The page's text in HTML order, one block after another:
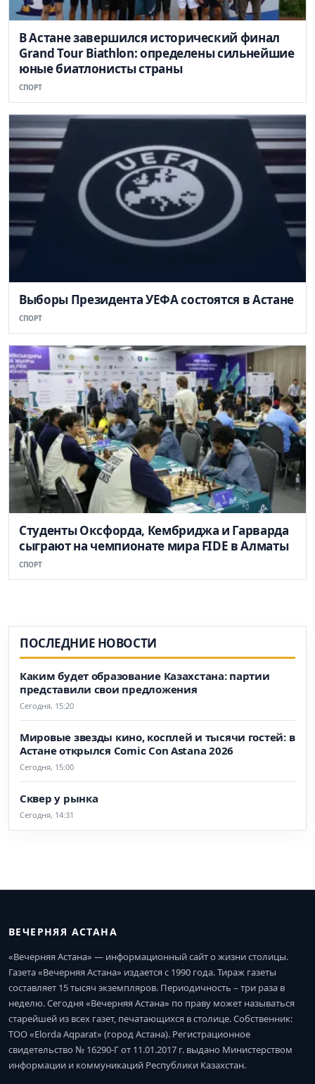
В Астане завершился исторический финал
Grand Tour Biathlon: определены сильнейшие
юные биатлонисты страны
СПОРТ
Выборы Президента УЕФА состоятся в Астане
СПОРТ
Студенты Оксфорда, Кембриджа и Гарварда
сыграют на чемпионате мира FIDE в Алматы
СПОРТ
ПОСЛЕДНИЕ НОВОСТИ
Каким будет образование Казахстана: партии
представили свои предложения
Сегодня, 15:20
Мировые звезды кино, косплей и тысячи гостей: в
Астане открылся Comic Con Astana 2026
Сегодня, 15:00
Сквер у рынка
Сегодня, 14:31
ВЕЧЕРНЯЯ АСТАНА
«Вечерняя Астана» — информационный сайт о жизни столицы.
Газета «Вечерняя Астана» издается с 1990 года. Тираж газеты
составляет 15 тысяч экземпляров. Периодичность – три раза в
неделю. Сегодня «Вечерняя Астана» по праву может называться
старейшей из всех газет, печатающихся в столице. Собственник:
ТОО «Elorda Aqparat» (город Астана). Регистрационное
свидетельство № 16290-Г от 11.01.2017 г. выдано Министерством
информации и коммуникаций Республики Казахстан.